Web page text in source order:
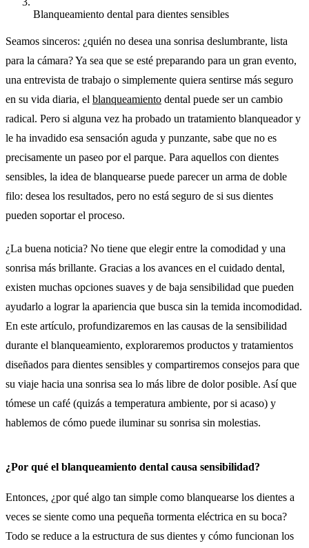
Blanqueamiento dental para dientes sensibles
Seamos sinceros: ¿quién no desea una sonrisa deslumbrante, lista
para la cámara? Ya sea que se esté preparando para un gran evento,
una entrevista de trabajo o simplemente quiera sentirse más seguro
en su vida diaria, el blanqueamiento dental puede ser un cambio
radical. Pero si alguna vez ha probado un tratamiento blanqueador y
le ha invadido esa sensación aguda y punzante, sabe que no es
precisamente un paseo por el parque. Para aquellos con dientes
sensibles, la idea de blanquearse puede parecer un arma de doble
filo: desea los resultados, pero no está seguro de si sus dientes
pueden soportar el proceso.
¿La buena noticia? No tiene que elegir entre la comodidad y una
sonrisa más brillante. Gracias a los avances en el cuidado dental,
existen muchas opciones suaves y de baja sensibilidad que pueden
ayudarlo a lograr la apariencia que busca sin la temida incomodidad.
En este artículo, profundizaremos en las causas de la sensibilidad
durante el blanqueamiento, exploraremos productos y tratamientos
diseñados para dientes sensibles y compartiremos consejos para que
su viaje hacia una sonrisa sea lo más libre de dolor posible. Así que
tómese un café (quizás a temperatura ambiente, por si acaso) y
hablemos de cómo puede iluminar su sonrisa sin molestias.
¿Por qué el blanqueamiento dental causa sensibilidad?
Entonces, ¿por qué algo tan simple como blanquearse los dientes a
veces se siente como una pequeña tormenta eléctrica en su boca?
Todo se reduce a la estructura de sus dientes y cómo funcionan los